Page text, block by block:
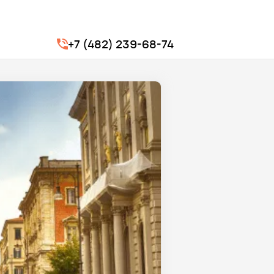
+7 (482) 239-68-74